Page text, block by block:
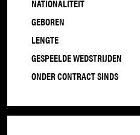
NATIONALITEIT
GEBOREN
LENGTE
GESPEELDE WEDSTRIJDEN
ONDER CONTRACT SINDS